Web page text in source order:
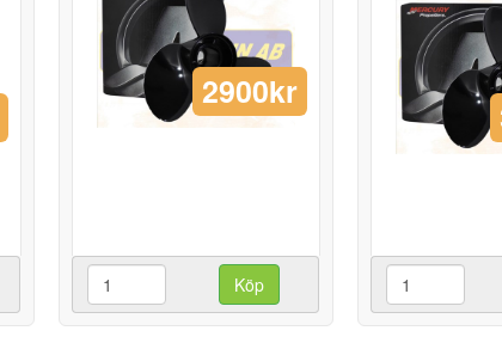
2900kr
Köp